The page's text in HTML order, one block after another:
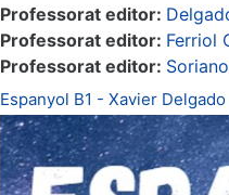
Professorat editor:
Professorat editor: Ferriol
Professorat editor:
Espanyol B1 - Xavier Delgado